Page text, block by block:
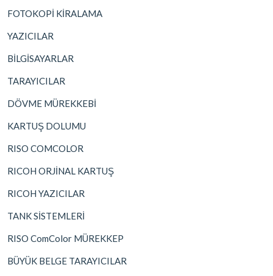
FOTOKOPİ KİRALAMA
YAZICILAR
BİLGİSAYARLAR
TARAYICILAR
DÖVME MÜREKKEBİ
KARTUŞ DOLUMU
RISO COMCOLOR
RICOH ORJİNAL KARTUŞ
RICOH YAZICILAR
TANK SİSTEMLERİ
RISO ComColor MÜREKKEP
BÜYÜK BELGE TARAYICILAR